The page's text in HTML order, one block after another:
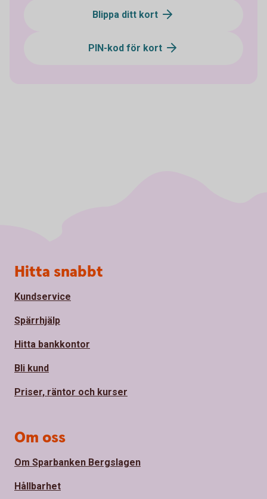
Blippa ditt kort
PIN-kod för kort
Sidfot
Hitta snabbt
Kundservice
Spärrhjälp
Hitta bankkontor
Bli kund
Priser, räntor och kurser
Om oss
Om Sparbanken Bergslagen
Hållbarhet